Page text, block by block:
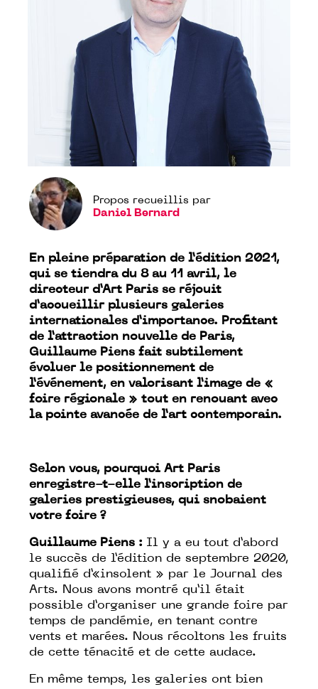
Propos recueillis par
Daniel Bernard
En pleine préparation de l’édition 2021,
qui se tiendra du 8 au 11 avril, le
directeur d’Art Paris se réjouit
d’accueillir plusieurs galeries
internationales d’importance. Profitant
de l’attraction nouvelle de Paris,
Guillaume Piens fait subtilement
évoluer le positionnement de
l’événement, en valorisant l’image de «
foire régionale » tout en renouant avec
la pointe avancée de l’art contemporain.
Selon vous, pourquoi Art Paris
enregistre-t-elle l’inscription de
galeries prestigieuses, qui snobaient
votre foire ?
Guillaume Piens : Il y a eu tout d’abord
le succès de l’édition de septembre 2020,
qualifié d’«insolent » par le Journal des
Arts. Nous avons montré qu’il était
possible d’organiser une grande foire par
temps de pandémie, en tenant contre
vents et marées. Nous récoltons les fruits
de cette ténacité et de cette audace.
En même temps, les galeries ont bien